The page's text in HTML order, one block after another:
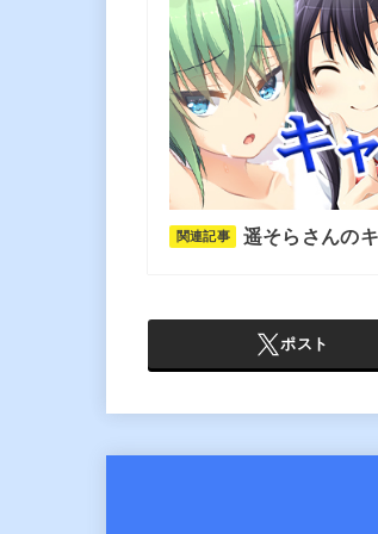
関連記事 遥そらさんの
ポスト